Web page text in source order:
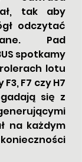
tak aby
odczytać
Pad
spotkamy
lotu
F7 czy H7
się z
na każdym